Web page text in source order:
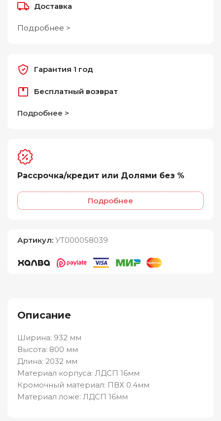
Доставка
Подробнее >
Гарантия 1 год
Бесплатный возврат
Подробнее >
Рассрочка/кредит или Долями без %
Подробнее
Артикул:УТ000058039
Описание
Ширина: 932 мм
Высота: 800 мм
Длина: 2032 мм
Материал корпуса: ЛДСП 16мм
Кромочный материал: ПВХ 0.4мм
Материал ложе: ЛДСП 16мм